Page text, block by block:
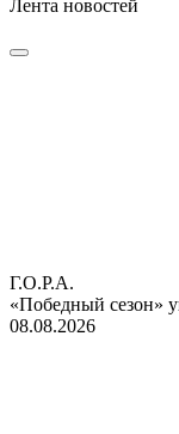
Лента новостей
Г.О.Р.А.
«Победный сезон»
08.08.2026